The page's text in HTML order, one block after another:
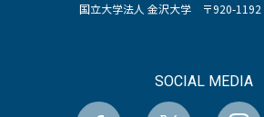
国立大学法人 金沢大学 〒920-1192
SOCIAL MEDIA